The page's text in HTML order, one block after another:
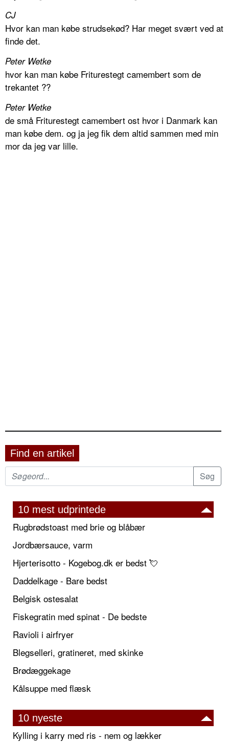
CJ
Hvor kan man købe strudsekød? Har meget svært ved at
finde det.
Peter Wetke
hvor kan man købe Friturestegt camembert som de
trekantet ??
Peter Wetke
de små Friturestegt camembert ost hvor i Danmark kan
man købe dem. og ja jeg fik dem altid sammen med min
mor da jeg var lille.
Find en artikel
10 mest udprintede
Rugbrødstoast med brie og blåbær
Jordbærsauce, varm
Hjerterisotto - Kogebog.dk er bedst 💘
Daddelkage - Bare bedst
Belgisk ostesalat
Fiskegratin med spinat - De bedste
Ravioli i airfryer
Blegselleri, gratineret, med skinke
Brødæggekage
Kålsuppe med flæsk
10 nyeste
Kylling i karry med ris - nem og lækker